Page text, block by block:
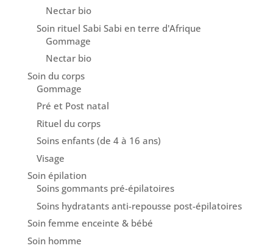
Nectar bio
Soin rituel Sabi Sabi en terre d'Afrique
Gommage
Nectar bio
Soin du corps
Gommage
Pré et Post natal
Rituel du corps
Soins enfants (de 4 à 16 ans)
Visage
Soin épilation
Soins gommants pré-épilatoires
Soins hydratants anti-repousse post-épilatoires
Soin femme enceinte & bébé
Soin homme